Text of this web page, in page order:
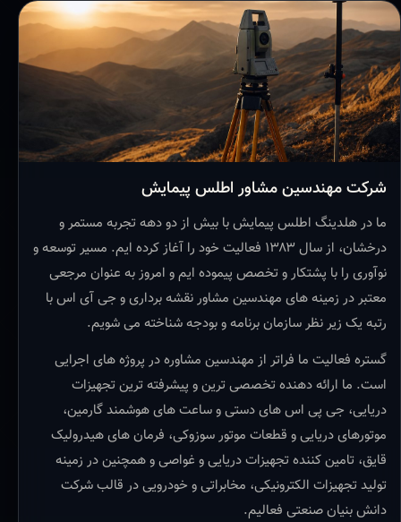
شرکت مهندسین مشاور اطلس پیمایش
ما در هلدینگ اطلس پیمایش با بیش از دو دهه تجربه مستمر و
درخشان، از سال ۱۳۸۳ فعالیت خود را آغاز کرده ایم. مسیر توسعه و
نوآوری را با پشتکار و تخصص پیموده ایم و امروز به عنوان مرجعی
معتبر در زمینه های مهندسین مشاور نقشه برداری و جی آی اس با
رتبه یک زیر نظر سازمان برنامه و بودجه شناخته می شویم.
گستره فعالیت ما فراتر از مهندسین مشاوره در پروژه های اجرایی
است. ما ارائه دهنده تخصصی ترین و پیشرفته ترین تجهیزات
دریایی، جی پی اس های دستی و ساعت های هوشمند گارمین،
موتورهای دریایی و قطعات موتور سوزوکی، فرمان های هیدرولیک
قایق، تامین کننده تجهیزات دریایی و غواصی و همچنین در زمینه
تولید تجهیزات الکترونیکی، مخابراتی و خودرویی در قالب شرکت
دانش بنیان صنعتی فعالیم.